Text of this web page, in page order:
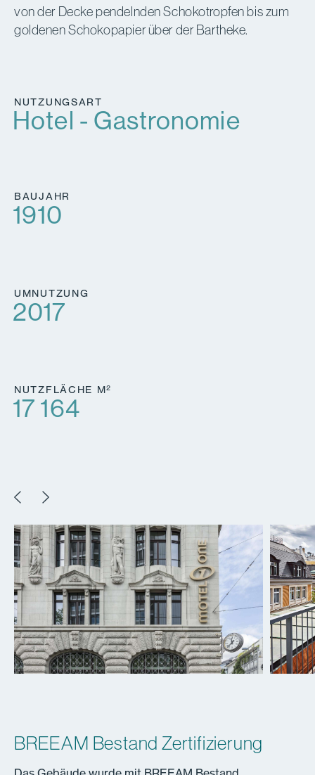
von der Decke pendelnden Schokotropfen bis zum
goldenen Schokopapier über der Bartheke.
NUTZUNGSART
Hotel - Gastronomie
BAUJAHR
1910
UMNUTZUNG
2017
NUTZFLÄCHE M2
17 164
BREEAM Bestand Zertifizierung